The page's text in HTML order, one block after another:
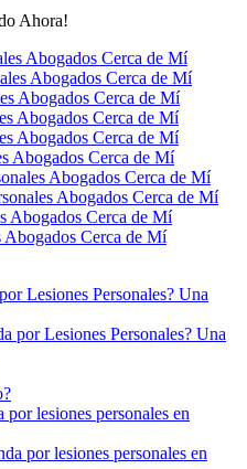
Ahora!
Abogados Cerca de Mí
Abogados Cerca de Mí
Abogados Cerca de Mí
Abogados Cerca de Mí
Abogados Cerca de Mí
Abogados Cerca de Mí
Abogados Cerca de Mí
Abogados Cerca de Mí
Abogados Cerca de Mí
Abogados Cerca de Mí
Lesiones Personales? Una
lesiones personales en